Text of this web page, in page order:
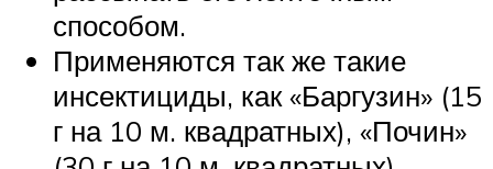
способом.
Применяются так же такие
инсектициды, как «Баргузин» (15
г на 10 м. квадратных), «Почин»